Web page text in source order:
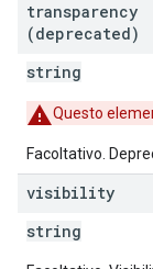
transparency
(deprecated)
string
Questo
Facoltativo.
visibility
string